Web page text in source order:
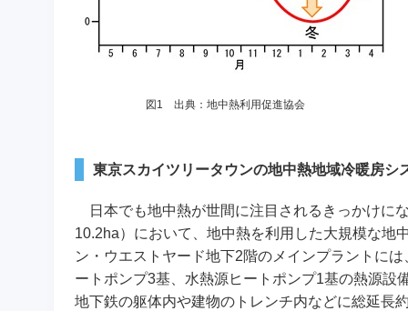
図1 出典：地中熱利用促進協会
東京スカイツリータウンの地中熱地域冷暖房シ
日本でも地中熱が世間に注目されるきっかけに
10.2ha）において、地中熱を利用した大規模な地
ン・ウエストヤード地下2階のメインプラントに
ートポンプ3基、水熱源ヒートポンプ1基の熱源設
地下鉄の躯体内や建物のトレンチ内などに総延長